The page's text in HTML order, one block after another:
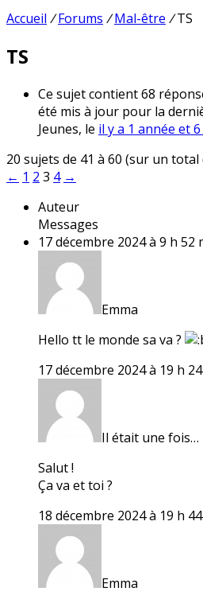
Accueil / Forums / Mal-être / TS
TS
Ce sujet contient 68
été mis à jour pour la
Jeunes, le il y a 1 année et
20 sujets de 41 à 60 (sur un total
← 1 2 3 4 →
Auteur
Messages
17 décembre 2024 à 9 h 52
Emma
Hello tt le monde sa va ?
17 décembre 2024 à 19 h
Il était une fois…
Salut !
Ça va et toi ?
18 décembre 2024 à 19 h
Emma